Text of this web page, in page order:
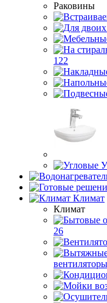
Раковины
122
Климат
Климат
26
вентиляторы